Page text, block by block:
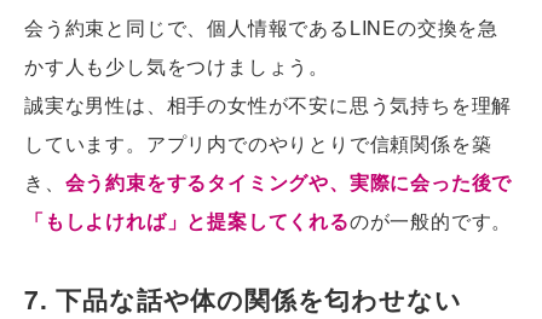
会う約束と同じで、個人情報であるLINEの交換を急
かす人も少し気をつけましょう。
誠実な男性は、相手の女性が不安に思う気持ちを理解
しています。アプリ内でのやりとりで信頼関係を築
き、 会う約束をするタイミングや、実際に会った後で
「もしよければ」と提案してくれるのが一般的です。
7. 下品な話や体の関係を匂わせない